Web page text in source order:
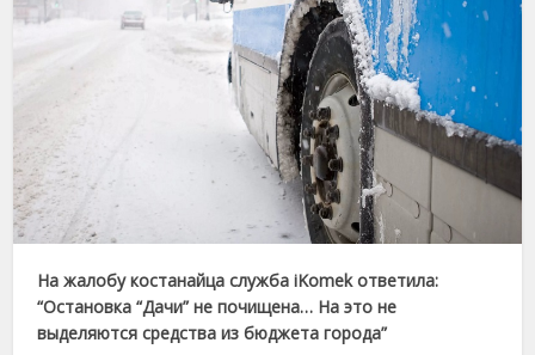
На жалобу костанайца служба iKomek ответила:
“Остановка “Дачи” не почищена… На это не
выделяются средства из бюджета города”